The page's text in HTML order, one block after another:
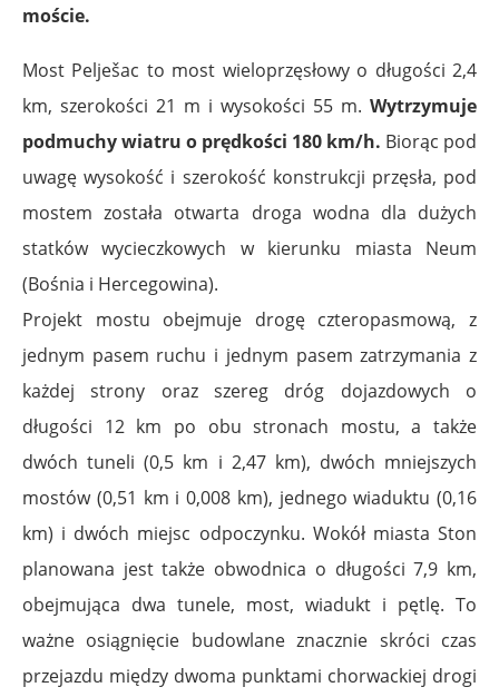
moście.
Most Pelješac to most wieloprzęsłowy o długości 2,4
km, szerokości 21 m i wysokości 55 m. Wytrzymuje
podmuchy wiatru o prędkości 180 km/h. Biorąc pod
uwagę wysokość i szerokość konstrukcji przęsła, pod
mostem została otwarta droga wodna dla dużych
statków wycieczkowych w kierunku miasta Neum
(Bośnia i Hercegowina).
Projekt mostu obejmuje drogę czteropasmową, z
jednym pasem ruchu i jednym pasem zatrzymania z
każdej strony oraz szereg dróg dojazdowych o
długości 12 km po obu stronach mostu, a także
dwóch tuneli (0,5 km i 2,47 km), dwóch mniejszych
mostów (0,51 km i 0,008 km), jednego wiaduktu (0,16
km) i dwóch miejsc odpoczynku. Wokół miasta Ston
planowana jest także obwodnica o długości 7,9 km,
obejmująca dwa tunele, most, wiadukt i pętlę. To
ważne osiągnięcie budowlane znacznie skróci czas
przejazdu między dwoma punktami chorwackiej drogi